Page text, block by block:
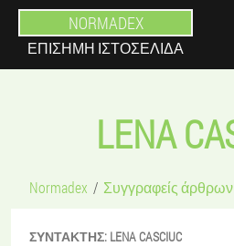
NORMADEX
ΕΠΊΣΗΜΗ ΙΣΤΟΣΕΛΊΔΑ
LENA
Normadex Συγγραφείς άρθρων
ΣΥΝΤΆΚΤΗΣ: LENACASCIUC